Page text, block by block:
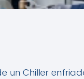
un Chiller